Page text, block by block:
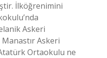
İlköğrenimini
Askeri
Askeri
Ortaokulu ne